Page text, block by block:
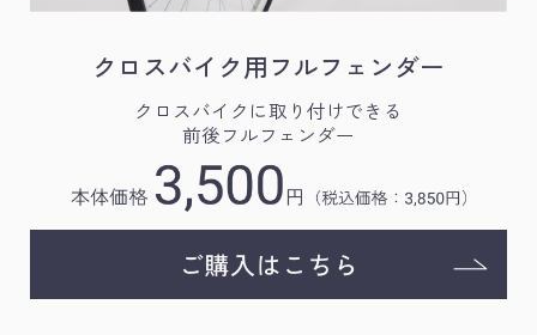
クロスバイク用フルフェンダー
クロスバイクに取り付けできる
前後フルフェンダー